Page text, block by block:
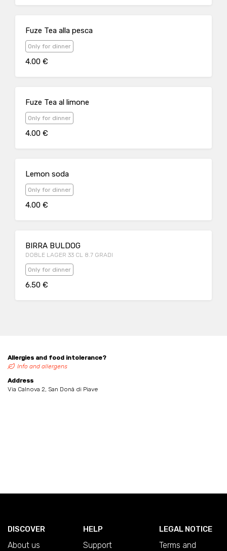
Fuze Tea alla pesca
Only for dinner
4.00 €
Fuze Tea al limone
Only for dinner
4.00 €
Lemon soda
Only for dinner
4.00 €
BIRRA BULDOG
DOBLE LAGER 33 CL 8.7 GRADI
Only for dinner
6.50 €
Allergies and food intolerance?
Info and allergens
Address
Via Calnova 2, San Donà di Piave
DISCOVER
About us
HELP
Support
LEGAL NOTICE
Terms and